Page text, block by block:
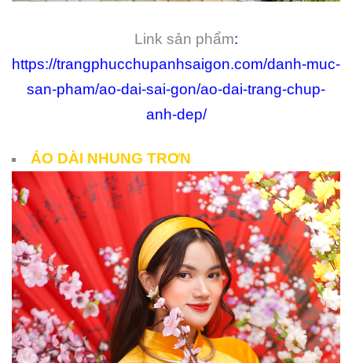
Link sản phẩm:
https://trangphucchupanhsaigon.com/danh-muc-
san-pham/ao-dai-sai-gon/ao-dai-trang-chup-
anh-dep/
ÁO DÀI NHUNG TRƠN